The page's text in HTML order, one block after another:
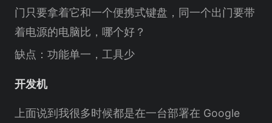
门只要拿着它和一个便携式键盘，同一个出门要带
着电源的电脑比，哪个好？
缺点：功能单一，工具少
开发机
上面说到我很多时候都是在一台部署在 Google